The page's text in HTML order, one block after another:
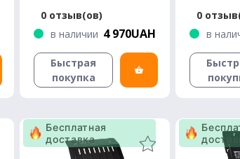
Premium
0 отзыв(ов)
в наличии 4 970UAH
Быстрая
покупка
0
в
Бесплатная
доставка